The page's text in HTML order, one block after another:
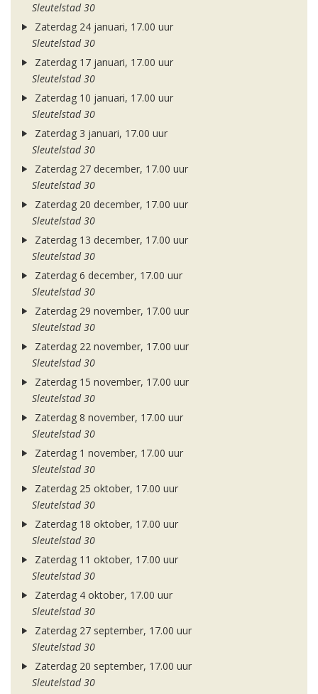
Sleutelstad 30
Zaterdag 24 januari, 17.00 uur
Sleutelstad 30
Zaterdag 17 januari, 17.00 uur
Sleutelstad 30
Zaterdag 10 januari, 17.00 uur
Sleutelstad 30
Zaterdag 3 januari, 17.00 uur
Sleutelstad 30
Zaterdag 27 december, 17.00 uur
Sleutelstad 30
Zaterdag 20 december, 17.00 uur
Sleutelstad 30
Zaterdag 13 december, 17.00 uur
Sleutelstad 30
Zaterdag 6 december, 17.00 uur
Sleutelstad 30
Zaterdag 29 november, 17.00 uur
Sleutelstad 30
Zaterdag 22 november, 17.00 uur
Sleutelstad 30
Zaterdag 15 november, 17.00 uur
Sleutelstad 30
Zaterdag 8 november, 17.00 uur
Sleutelstad 30
Zaterdag 1 november, 17.00 uur
Sleutelstad 30
Zaterdag 25 oktober, 17.00 uur
Sleutelstad 30
Zaterdag 18 oktober, 17.00 uur
Sleutelstad 30
Zaterdag 11 oktober, 17.00 uur
Sleutelstad 30
Zaterdag 4 oktober, 17.00 uur
Sleutelstad 30
Zaterdag 27 september, 17.00 uur
Sleutelstad 30
Zaterdag 20 september, 17.00 uur
Sleutelstad 30